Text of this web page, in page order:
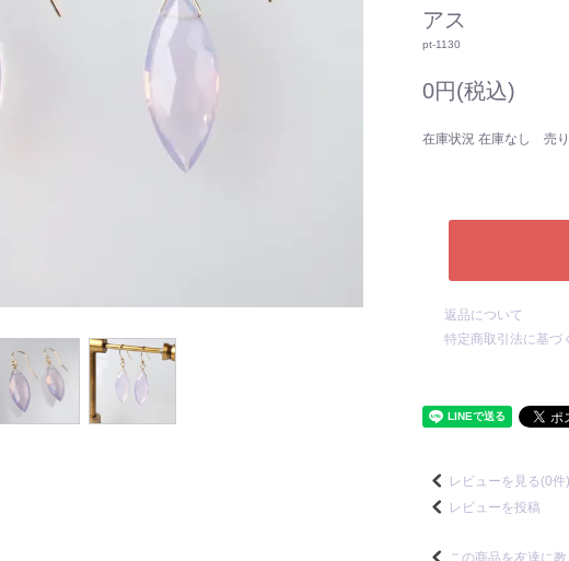
アス
pt-1130
0円(税込)
在庫状況 在庫なし 売
返品について
特定商取引法に基づ
レビューを見る(0件)
レビューを投稿
この商品を友達に教